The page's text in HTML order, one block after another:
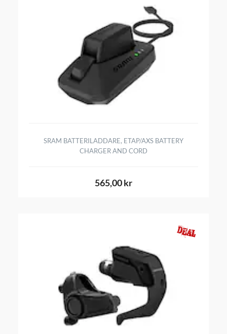
SRAM BATTERILADDARE, ETAP/AXS BATTERY
CHARGER AND CORD
565,00 kr